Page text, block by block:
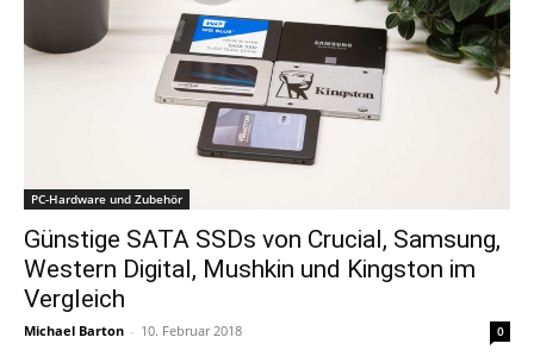
PC-Hardware und Zubehör
Günstige SATA SSDs von Crucial, Samsung,
Western Digital, Mushkin und Kingston im
Vergleich
Michael Barton - 10. Februar 2018 0